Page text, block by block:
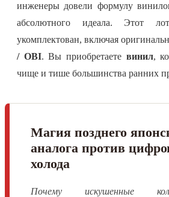
инженеры довели формулу
абсолютного идеала. Этот
укомплектован, включая
/ OBI. Вы приобретаете винил,
чище и тише большинства ранних
Магия позднего
аналога против
холода
Почему искушенные